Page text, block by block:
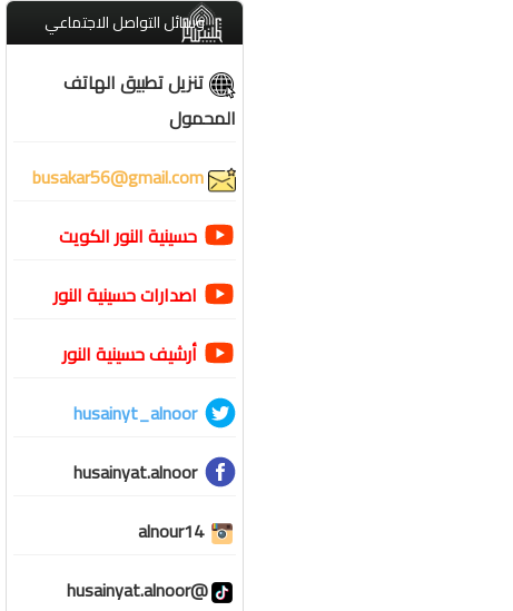
وسائل التواصل الاجتماعي
تنزيل تطبيق الهاتف
المحمول
حسينية النور الكويت
اصدارات حسينية النور
أرشيف حسينية النور
husainyt_alnoor
husainyat.alnoor
alnour14
@husainyat.alnoor